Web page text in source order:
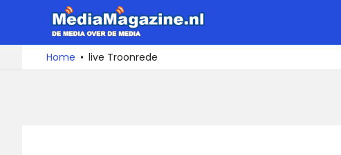
de
De
media
over
Home live Troonrede